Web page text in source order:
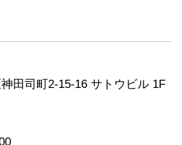
田司町2-15-16 サトウビル 1F